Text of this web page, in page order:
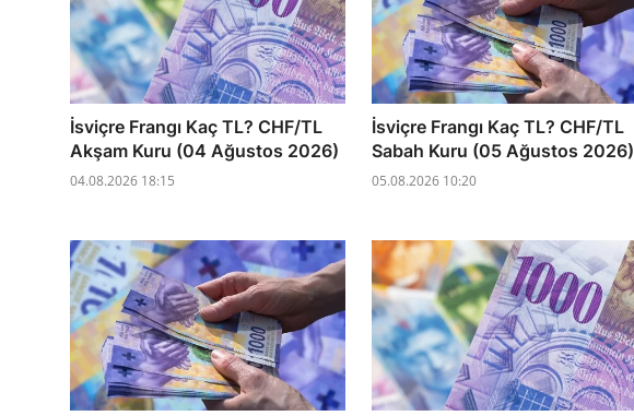
İsviçre Frangı Kaç TL? CHF/TL
Akşam Kuru (04 Ağustos 2026)
04.08.2026 18:15
İsviçre Frangı Kaç TL? CHF/TL
Sabah Kuru (05 Ağustos 2026)
05.08.2026 10:20